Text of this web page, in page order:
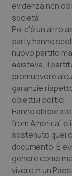
evidenza non
società.
Poi c’è un altro
party hanno
nuovo partito
esisteva, il
promuovere
garanzie
obiettivi politici.
Hanno
from America”
sostenuto quei
documento. È
genere come
vivere in un
tracking-
tracking-
tracking-
session-id